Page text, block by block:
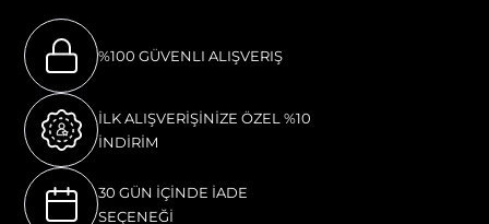
%100 GÜVENLI ALIŞVERIŞ
İLK ALIŞVERİŞİNİZE ÖZEL %10
İNDİRİM
30 GÜN İÇİNDE İADE
SEÇENEĞİ